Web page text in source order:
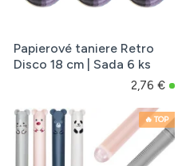
Papierové taniere Retro
Disco 18 cm | Sada 6 ks
2,76 €
🔥 TOP